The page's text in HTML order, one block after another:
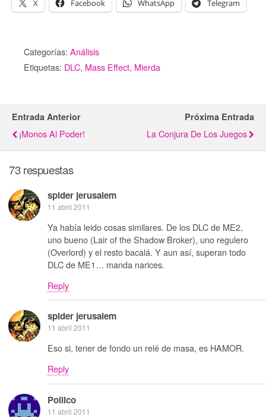
X Facebook WhatsApp Telegram
Categorías: Análisis
Etiquetas: DLC, Mass Effect, Mierda
Entrada Anterior
¡Monos Al Poder!
Próxima Entrada
La Conjura De Los Juegos
73 respuestas
spider jerusalem
11 abril 2011
Ya había leido cosas similares. De los DLC de ME2,
uno bueno (Lair of the Shadow Broker), uno regulero
(Overlord) y el resto bacalá. Y aun así, superan todo
DLC de ME1… manda narices.
Reply
spider jerusalem
11 abril 2011
Eso si, tener de fondo un relé de masa, es HAMOR.
Reply
Pollico
11 abril 2011